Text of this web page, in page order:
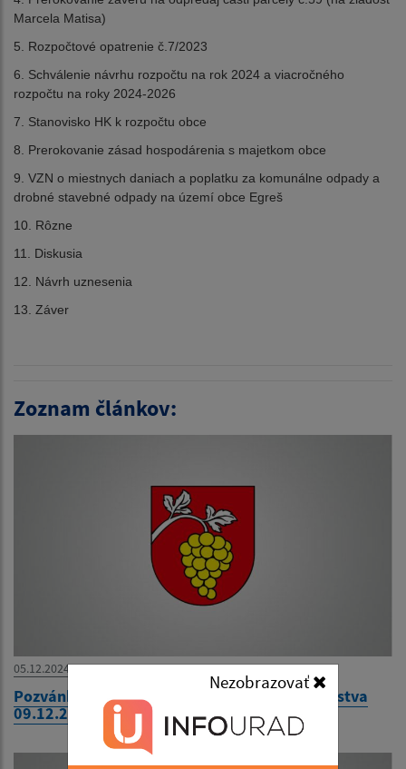
Nezobrazovať
Marcela Matisa)
5. Rozpočtové opatrenie č.7/2023
6. Schválenie návrhu rozpočtu na rok 2024 a viacročného
rozpočtu na roky 2024-2026
7. Stanovisko HK k rozpočtu obce
8. Prerokovanie zásad hospodárenia s majetkom obce
9. VZN o miestnych daniach a poplatku za komunálne odpady a
drobné stavebné odpady na území obce Egreš
10. Rôzne
11. Diskusia
12. Návrh uznesenia
13. Záver
Zoznam článkov:
05.12.2024
Pozvánka na zasadnutie obecného zastupiteľstva
09.12.2024